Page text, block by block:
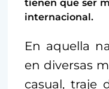
tienen que ser
internacional.
En aquella
en diversas
casual, traje